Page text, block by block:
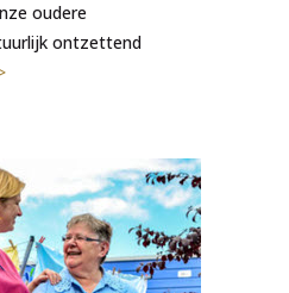
oudere
ontzettend